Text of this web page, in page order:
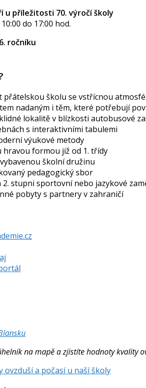
u příležitosti 70. výročí školy
do 17:00 hod.
ročníku
přátelskou školu se vstřícnou
nadaným i těm, které potřebují
lokalitě v blízkosti autobusové
s interaktivními tabulemi
výukové metody
hravou formou již od 1. třídy
školní družinu
pedagogický sbor
2. stupni sportovní nebo jazykové
pobyty s partnery v zahraničí
na mapě a zjistíte hodnoty kvality
ovzduší a počasí u naší školy